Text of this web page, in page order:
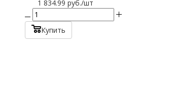
1 834.99 руб./шт
Купить